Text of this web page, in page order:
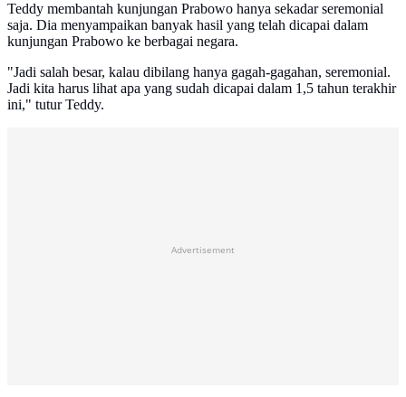
Teddy membantah kunjungan Prabowo hanya sekadar seremonial
saja. Dia menyampaikan banyak hasil yang telah dicapai dalam
kunjungan Prabowo ke berbagai negara.
"Jadi salah besar, kalau dibilang hanya gagah-gagahan, seremonial.
Jadi kita harus lihat apa yang sudah dicapai dalam 1,5 tahun terakhir
ini," tutur Teddy.
Advertisement